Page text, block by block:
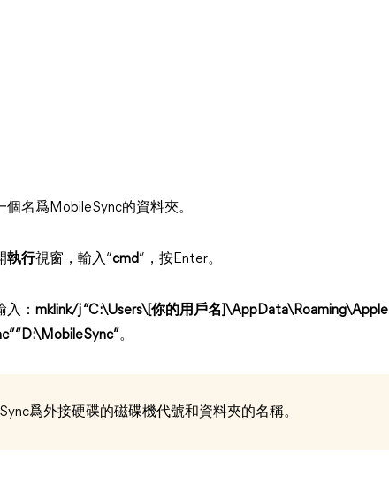
個名爲MobileSync的資料夾。
執行視窗，輸入“cmd”，按Enter。
： mklink/j “C:\Users\[你的用戶名]\AppData\Roaming\Apple
“D:\MobileSync”。
爲外接硬碟的磁碟機代號和資料夾的名稱。